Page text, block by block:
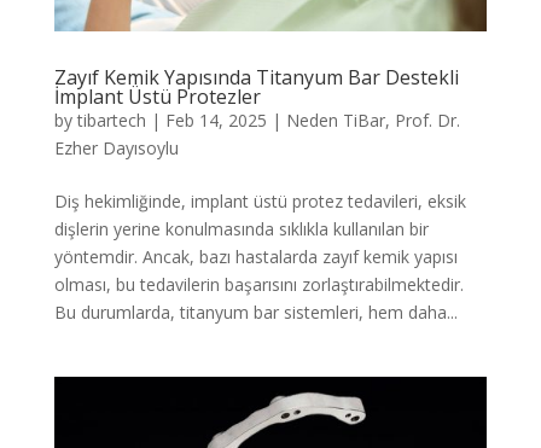
Zayıf Kemik Yapısında Titanyum Bar Destekli
İmplant Üstü Protezler
bytibartech | Feb 14, 2025 | Neden TiBar, Prof. Dr.
Ezher Dayısoylu
Diş hekimliğinde, implant üstü protez tedavileri, eksik
dişlerin yerine konulmasında sıklıkla kullanılan bir
yöntemdir. Ancak, bazı hastalarda zayıf kemik yapısı
olması, bu tedavilerin başarısını zorlaştırabilmektedir.
Bu durumlarda, titanyum bar sistemleri, hem daha...